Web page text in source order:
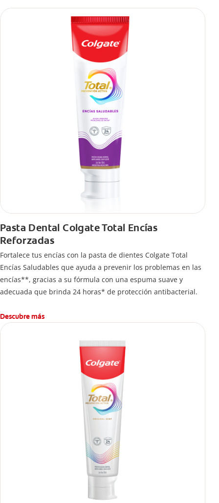
Pasta Dental Colgate Total Encías
Reforzadas
Fortalece tus encías con la pasta de dientes Colgate Total
Encías Saludables que ayuda a prevenir los problemas en las
encías**, gracias a su fórmula con una espuma suave y
adecuada que brinda 24 horas* de protección antibacterial.
Descubre más